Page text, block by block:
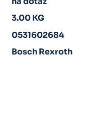
3.00 KG
0531602684
Bosch Rexroth